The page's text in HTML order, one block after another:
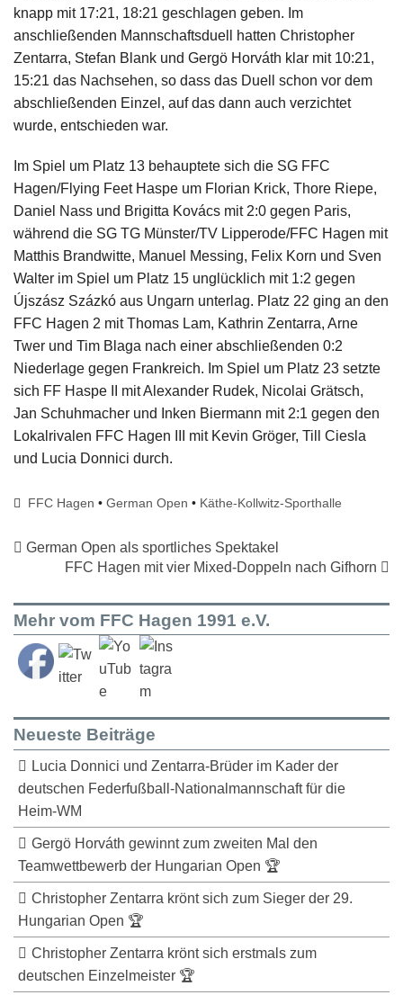
knapp mit 17:21, 18:21 geschlagen geben. Im
anschließenden Mannschaftsduell hatten Christopher
Zentarra, Stefan Blank und Gergö Horváth klar mit 10:21,
15:21 das Nachsehen, so dass das Duell schon vor dem
abschließenden Einzel, auf das dann auch verzichtet
wurde, entschieden war.
Im Spiel um Platz 13 behauptete sich die SG FFC
Hagen/Flying Feet Haspe um Florian Krick, Thore Riepe,
Daniel Nass und Brigitta Kovács mit 2:0 gegen Paris,
während die SG TG Münster/TV Lipperode/FFC Hagen mit
Matthis Brandwitte, Manuel Messing, Felix Korn und Sven
Walter im Spiel um Platz 15 unglücklich mit 1:2 gegen
Újszász Százkó aus Ungarn unterlag. Platz 22 ging an den
FFC Hagen 2 mit Thomas Lam, Kathrin Zentarra, Arne
Twer und Tim Blaga nach einer abschließenden 0:2
Niederlage gegen Frankreich. Im Spiel um Platz 23 setzte
sich FF Haspe II mit Alexander Rudek, Nicolai Grätsch,
Jan Schuhmacher und Inken Biermann mit 2:1 gegen den
Lokalrivalen FFC Hagen III mit Kevin Gröger, Till Ciesla
und Lucia Donnici durch.
FFC Hagen •German Open • Käthe-Kollwitz-Sporthalle
German Open als sportliches Spektakel
FFC Hagen mit vier Mixed-Doppeln nach Gifhorn
Mehr vom FFC Hagen 1991 e.V.
Neueste Beiträge
Lucia Donnici und Zentarra-Brüder im Kader der
deutschen Federfußball-Nationalmannschaft für die
Heim-WM
Gergö Horváth gewinnt zum zweiten Mal den
Teamwettbewerb der Hungarian Open 🏆
Christopher Zentarra krönt sich zum Sieger der 29.
Hungarian Open 🏆
Christopher Zentarra krönt sich erstmals zum
deutschen Einzelmeister 🏆